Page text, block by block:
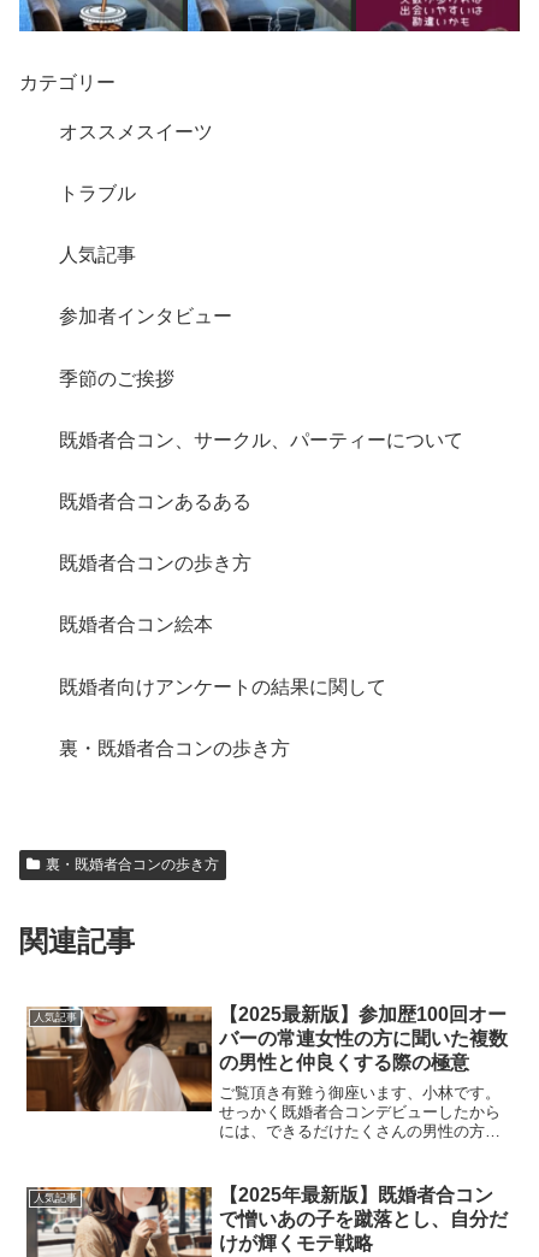
さらに読み込む
カテゴリー
オススメスイーツ
トラブル
人気記事
参加者インタビュー
季節のご挨拶
既婚者合コン、サークル、パーティーについて
既婚者合コンあるある
既婚者合コンの歩き方
既婚者合コン絵本
既婚者向けアンケートの結果に関して
裏・既婚者合コンの歩き方
裏・既婚者合コンの歩き方
関連記事
人気記事
【2025最新版】参加歴100回オー
バーの常連女性の方に聞いた複数
の男性と仲良くする際の極意
ご覧頂き有難う御座います、小林です。
せっかく既婚者合コンデビューしたから
には、できるだけたくさんの男性の方と
るのは許せませんよね。今回はそんな貴
女に複数の男性の方と仲良...
人気記事
【2025年最新版】既婚者合コン
で憎いあの子を蹴落とし、自分だ
けが輝くモテ戦略